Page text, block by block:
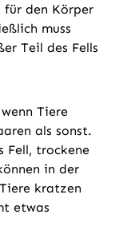
den Körper
muss
Teil des Fells
Tiere
als sonst.
Fell, trockene
in der
kratzen
etwas